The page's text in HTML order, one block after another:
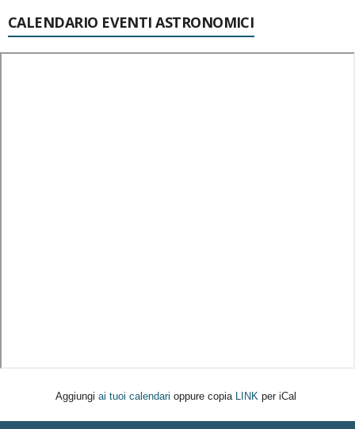
CALENDARIO EVENTI ASTRONOMICI
Aggiungi ai tuoi calendari oppure copia LINK per iCal